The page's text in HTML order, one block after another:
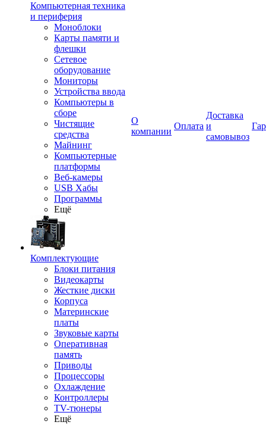
Компьютерная техника
и периферия
Моноблоки
Карты памяти и
флешки
Сетевое
оборудование
Мониторы
Устройства ввода
Компьютеры в
сборе
Чистящие
средства
Майнинг
Компьютерные
платформы
Веб-камеры
USB Хабы
Программы
Ещё
Комплектующие
Блоки питания
Видеокарты
Жесткие диски
Корпуса
Материнские
платы
Звуковые карты
Оперативная
память
Приводы
Процессоры
Охлаждение
Контроллеры
TV-тюнеры
Ещё
О
компании
Оплата
Доставка
и
самовывоз